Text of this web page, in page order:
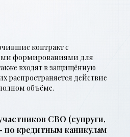
контракт с
формированиями для
входят в защищённую
распространяется действие
объёме.
СВО (супруги,
кредитным каникулам